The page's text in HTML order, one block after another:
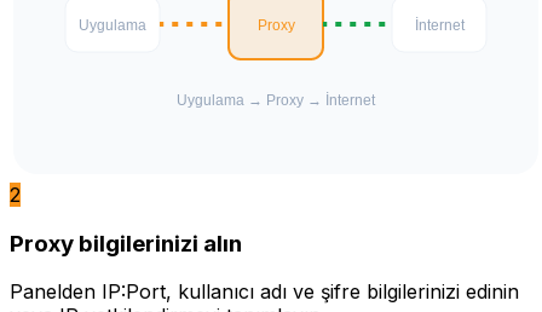
2
Proxy bilgilerinizi alın
Panelden IP:Port, kullanıcı adı ve şifre bilgilerinizi edinin